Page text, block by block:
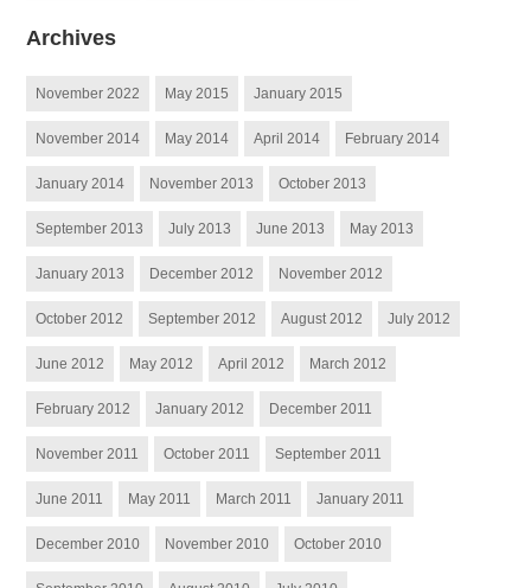
Archives
November 2022 May 2015 January 2015
November 2014 May 2014 April 2014 February 2014
January 2014 November 2013 October 2013
September 2013 July 2013 June 2013 May 2013
January 2013 December 2012 November 2012
October 2012 September 2012 August 2012 July 2012
June 2012 May 2012 April 2012 March 2012
February 2012 January 2012 December 2011
November 2011 October 2011 September 2011
June 2011 May 2011 March 2011 January 2011
December 2010 November 2010 October 2010